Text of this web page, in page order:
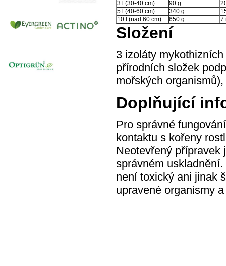
3 l (30-40 cm) 90 g
5 l (40-60 cm)
340 g
10 l (nad 60 cm)
650 g 7
Složení
3 izoláty
přírodních složek
mořských
Doplňující
Pro správné
kontaktu s kořeny
Neotevřený přípravek
správném
není toxický ani jinak
upravené organismy